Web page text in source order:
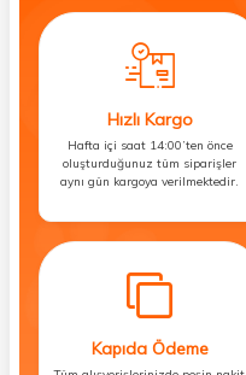
Hızlı Kargo
Hafta içi saat 14:00’ten önce
oluşturduğunuz tüm siparişler
aynı gün kargoya verilmektedir.
Kapıda Ödeme